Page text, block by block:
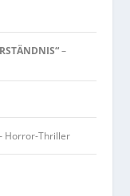
–
Horror-Thriller